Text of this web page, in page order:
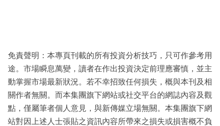
免責聲明：本專頁刊載的所有投資分析技巧，只可作參考用
途。市場瞬息萬變，讀者在作出投資決定前理應審慎，並主
動掌握市場最新狀況。若不幸招致任何損失，概與本刊及相
關作者無關。而本集團旗下網站或社交平台的網誌內容及觀
點，僅屬筆者個人意見，與新傳媒立場無關。本集團旗下網
站對因上述人士張貼之資訊內容所帶來之損失或損害概不負